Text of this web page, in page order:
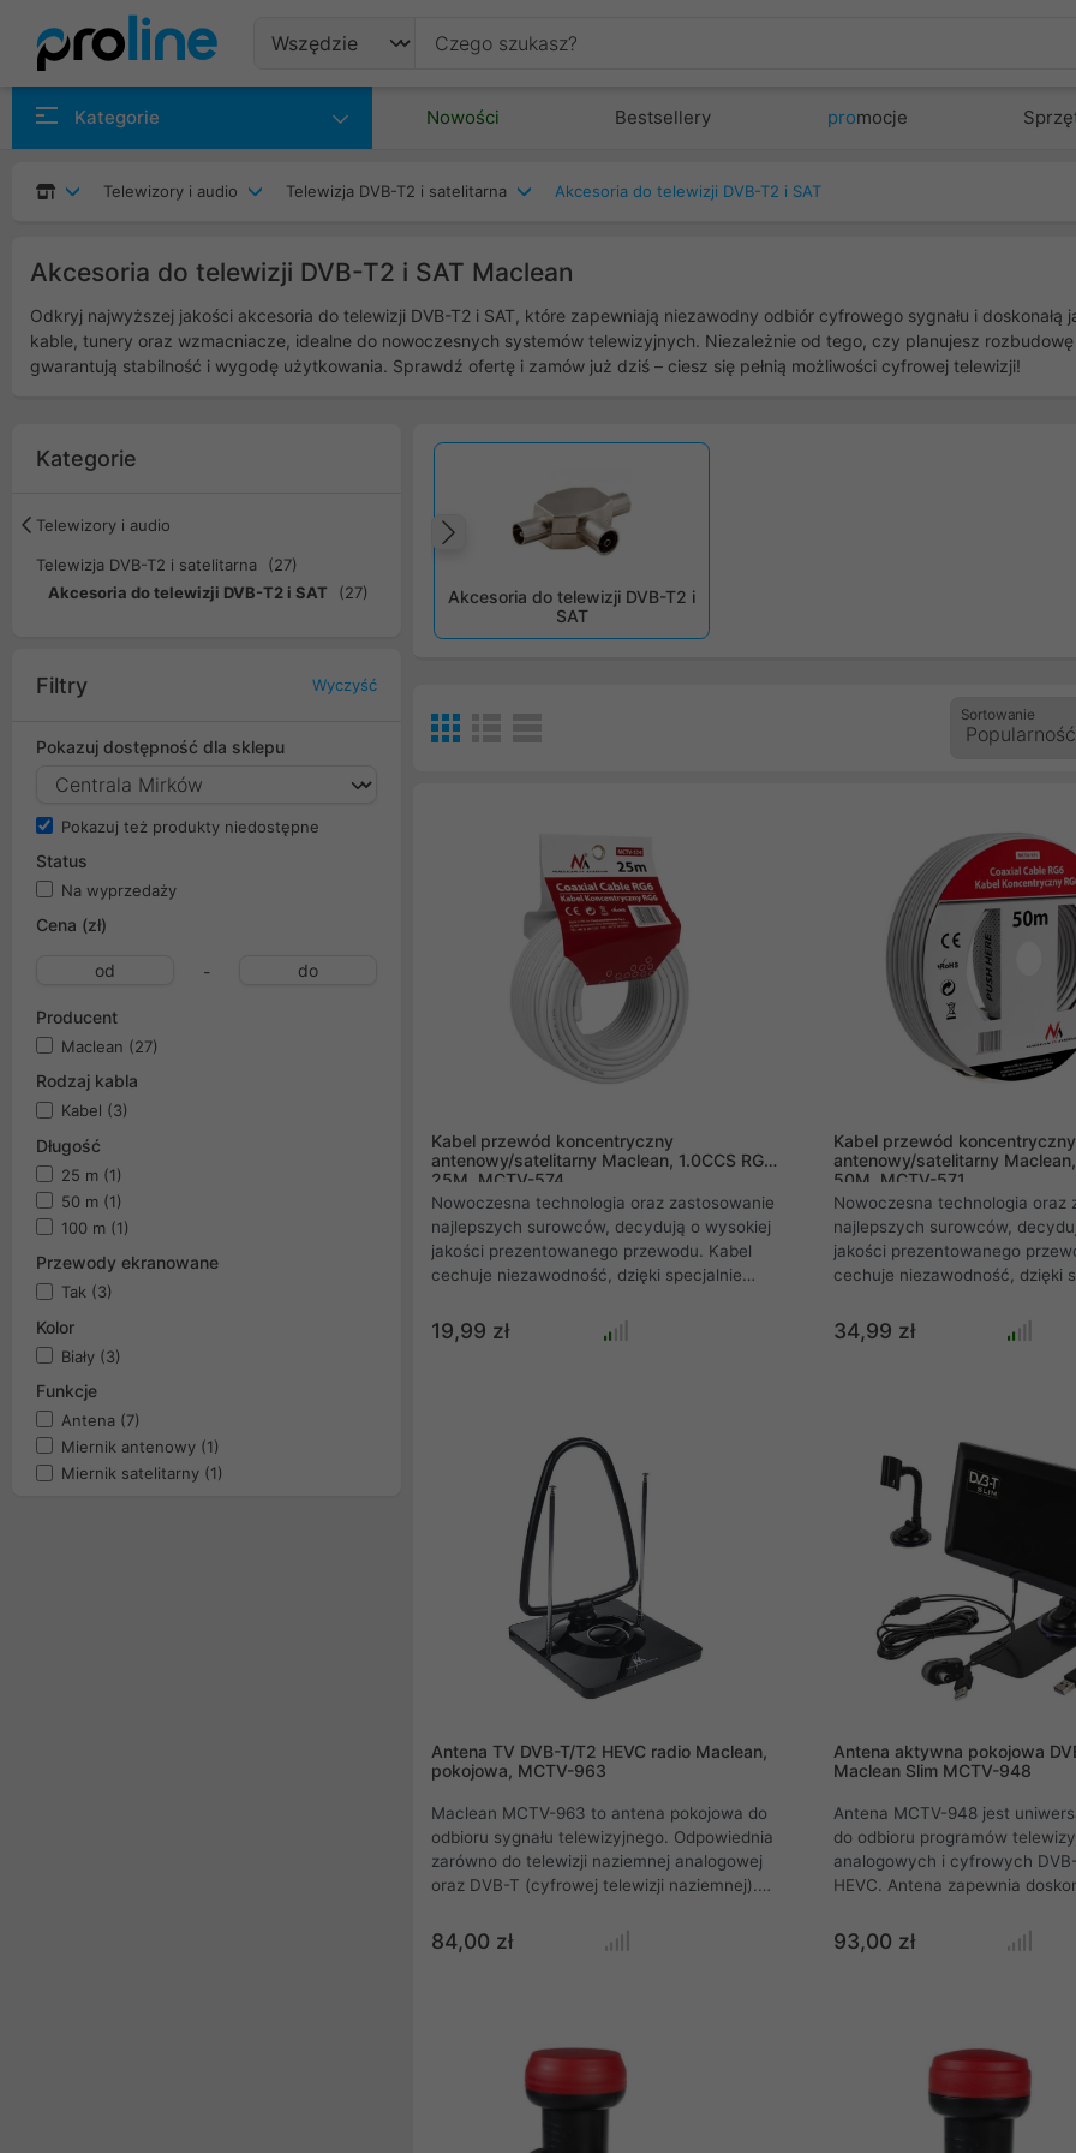
Kategorie Nowości Bestsellery promocje
Telewizory i audio Telewizja DVB-T2 i satelitarna Akcesoria do telewizji DVB-T2 i SAT
Akcesoria do telewizji DVB-T2 i SAT Maclean
Odkryj najwyższej jakości akcesoria do telewizji DVB-T2 i SAT, które zapewniają niezawodny odbiór cyfrowego sygnału i
kable, tunery oraz wzmacniacze, idealne do nowoczesnych systemów telewizyjnych. Niezależnie od tego, czy planujesz
gwarantują stabilność i wygodę użytkowania. Sprawdź ofertę i zamów już dziś – ciesz się pełnią możliwości cyfrowej telewizji!
Kategorie
Telewizory i audio
Telewizja DVB-T2 i satelitarna
(27)
Akcesoria do telewizji DVB-T2 i SAT
(27)
Filtry Wyczyść
Pokazuj dostępność dla sklepu
Pokazuj też produkty niedostępne
Status
Na wyprzedaży
Cena (zł)
-
Producent
Maclean (27)
Rodzaj kabla
Kabel (3)
Długość
25 m (1)
50 m (1)
100 m (1)
Przewody ekranowane
Tak (3)
Kolor
Biały (3)
Funkcje
Antena (7)
Miernik antenowy (1)
Miernik satelitarny (1)
Akcesoria do telewizji DVB-T2 i
SAT
Poprzedni
Sortowanie
Kabel przewód koncentryczny
antenowy/satelitarny Maclean, 1.0CCS RG6,
25M, MCTV-574
Nowoczesna technologia oraz zastosowanie
najlepszych surowców, decydują o wysokiej
jakości prezentowanego przewodu. Kabel
cechuje niezawodność, dzięki specjalnie
wytrzymałość oraz wysoka wydajność,
ciesząc się dobrą renomą zarówno wśród
elektryczne oraz wyjątkowo niską
tłumienność sygnału.
19,99 zł
Kabel przewód koncentryczny
antenowy/satelitarny Maclean,
50M, MCTV-571
Nowoczesna technologia oraz
najlepszych surowców,
jakości prezentowanego
cechuje niezawodność, dzięki
wytrzymałość oraz wysoka
ciesząc się dobrą renomą
elektryczne oraz wyjątkowo
tłumienność sygnału.
34,99 zł
Antena TV DVB-T/T2 HEVC radio Maclean,
pokojowa, MCTV-963
Maclean MCTV-963 to antena pokojowa do
odbioru sygnału telewizyjnego. Odpowiednia
zarówno do telewizji naziemnej analogowej
oraz DVB-T (cyfrowej telewizji naziemnej).
telewizyjnego jak i radiowego. Wbudowany
wzmacniacz antenowy wzmacnia sygnał
84,00 zł
Antena aktywna pokojowa
Maclean Slim MCTV-948
Antena MCTV-948 jest
do odbioru programów
analogowych i cyfrowych
HEVC. Antena zapewnia
pionowej (bez obracania
Wbudowany nowoczesny
niepożądane sygnały.
93,00 zł